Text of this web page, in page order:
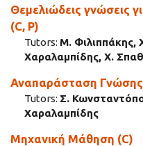
Θεμελιώδεις γνώσεις
(C, P)
Tutors: Μ. Φιλιππάκης,
Χαραλαμπίδης, Χ.
Αναπαράσταση Γνώσης
Tutors: Σ.
Χαραλαμπίδης
Μηχανική Μάθηση (C)